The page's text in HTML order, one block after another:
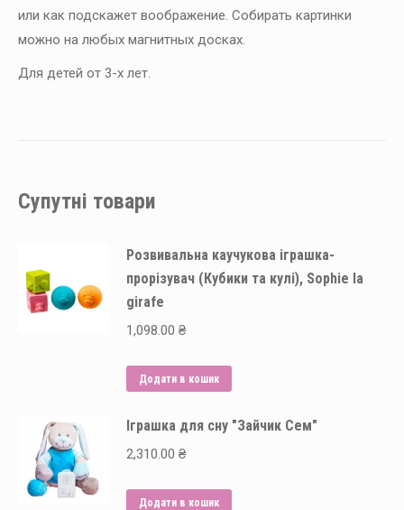
или как подскажет воображение. Собирать картинки
можно на любых магнитных досках.
Для детей от 3-х лет.
Супутні товари
Розвивальна каучукова іграшка-
прорізувач (Кубики та кулі), Sophie la
girafe
1,098.00 ₴
Додати в кошик
Іграшка для сну "Зайчик Сем"
2,310.00 ₴
Додати в кошик